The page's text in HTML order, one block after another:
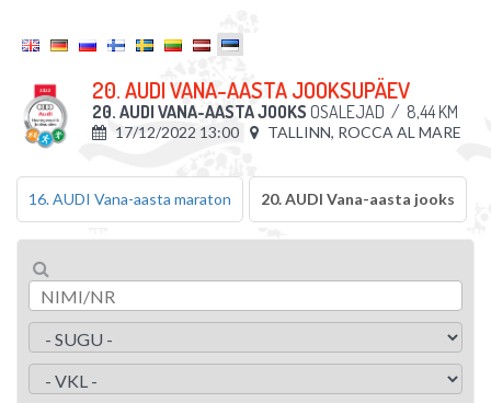
20. AUDI VANA-AASTA JOOKSUPÄEV
20. AUDI VANA-AASTA JOOKS OSALEJAD / 8,44 KM
17/12/2022 13:00 TALLINN, ROCCA AL MARE
16. AUDI Vana-aasta maraton 20. AUDI Vana-aasta jooks